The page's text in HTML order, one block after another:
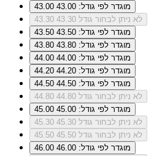
43.00
מוגדר לפי גודל: 43.00
43.30
לא ניתן לבחור גודל 43.30
43.50
מוגדר לפי גודל: 43.50
43.80
מוגדר לפי גודל: 43.80
44.00
מוגדר לפי גודל: 44.00
44.20
מוגדר לפי גודל: 44.20
44.50
מוגדר לפי גודל: 44.50
44.80
לא ניתן לבחור גודל 44.80
45.00
מוגדר לפי גודל: 45.00
45.30
לא ניתן לבחור גודל 45.30
45.50
לא ניתן לבחור גודל 45.50
46.00
מוגדר לפי גודל: 46.00